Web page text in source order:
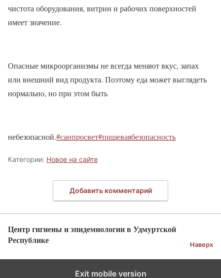
чистота оборудования, витрин и рабочих поверхностей
имеет значение.
️Опасные микроорганизмы не всегда меняют вкус, запах
или внешний вид продукта. Поэтому еда может выглядеть
нормально, но при этом быть
небезопасной.#санпросвет#пищеваябезопасность
Категории: Новое на сайте
Добавить комментарий
Центр гигиены и эпидемиологии в Удмуртской
Республике
Наверх
Exit mobile version